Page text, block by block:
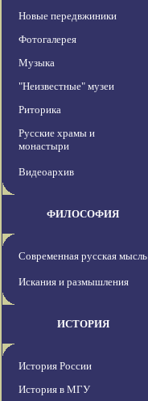
Новые передвжиники
Фотогалерея
Музыка
"Неизвестные" музеи
Риторика
Русские храмы и
монастыри
Видеоархив
ФИЛОСОФИЯ
Современная русская мысль
Искания и размышления
ИСТОРИЯ
История России
История в МГУ